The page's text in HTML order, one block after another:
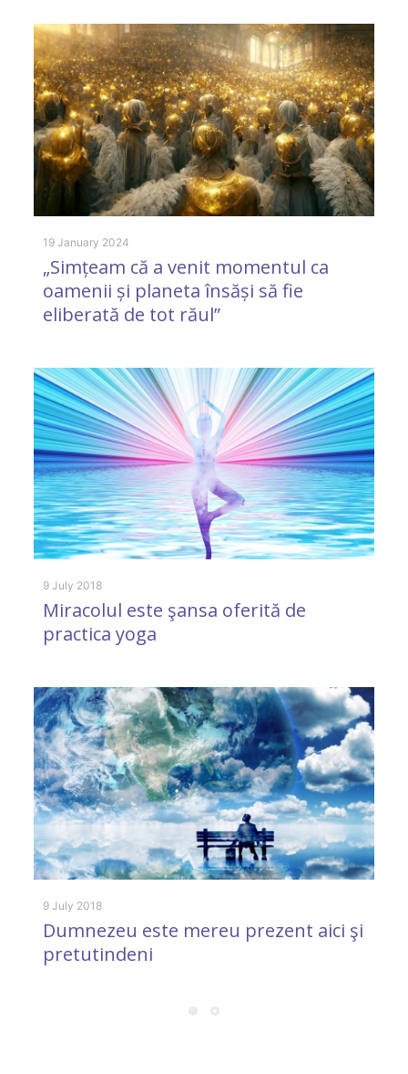
19 January 2024
„Simțeam că a venit momentul ca
oamenii și planeta însăși să fie
eliberată de tot răul”
9 July 2018
Miracolul este şansa oferită de
practica yoga
9 July 2018
Dumnezeu este mereu prezent aici şi
pretutindeni